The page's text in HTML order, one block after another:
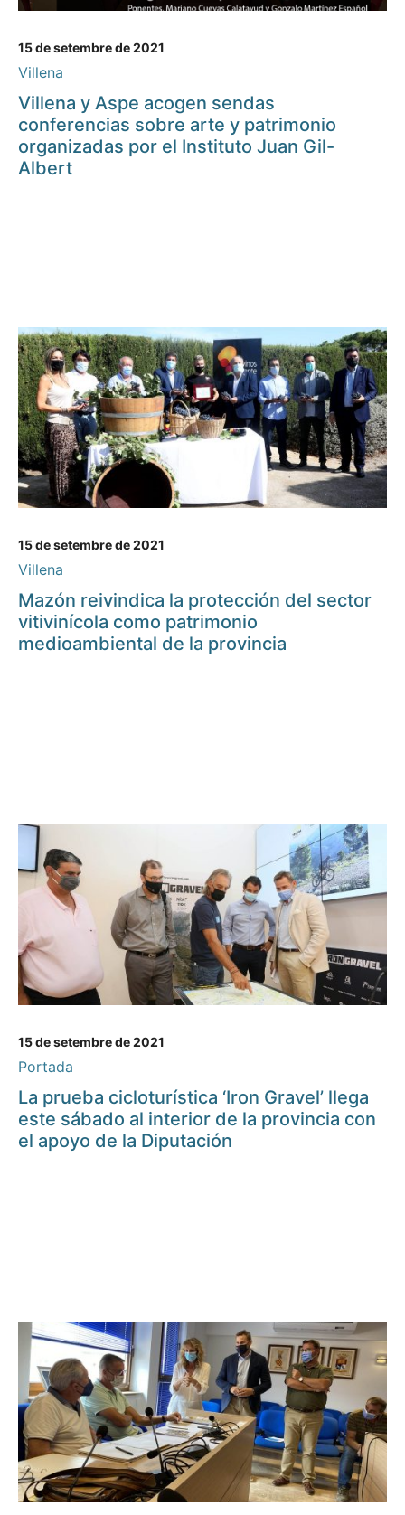
15 de setembre de 2021
Villena
Villena y Aspe acogen sendas
conferencias sobre arte y patrimonio
organizadas por el Instituto Juan Gil-
Albert
15 de setembre de 2021
Villena
Mazón reivindica la protección del sector
vitivinícola como patrimonio
medioambiental de la provincia
15 de setembre de 2021
Portada
La prueba cicloturística ‘Iron Gravel’ llega
este sábado al interior de la provincia con
el apoyo de la Diputación